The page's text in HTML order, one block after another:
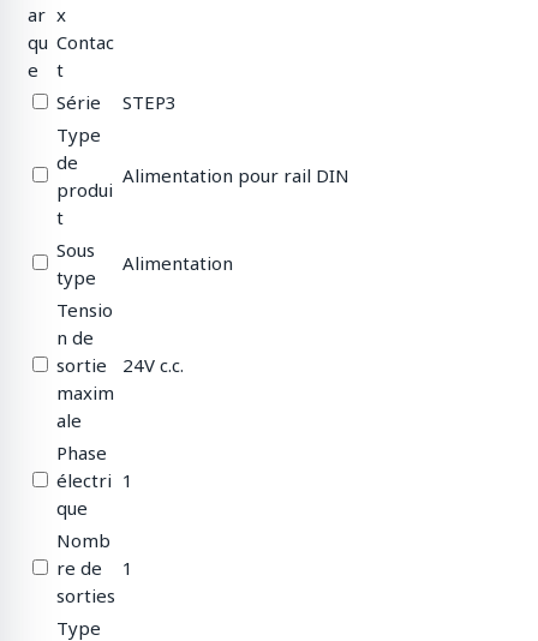
ar
qu
e
x
Contac
t
Série
STEP3
Type
de
produi
t
Alimentation pour rail DIN
Sous
type
Alimentation
Tensio
n de
sortie
maxim
ale
24V c.c.
Phase
électri
que
1
Nomb
re de
sorties
1
Type